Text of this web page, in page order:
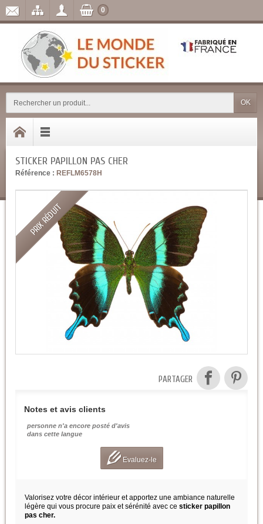
OK
0
STICKER PAPILLON PAS CHER
Référence : REFLM6578H
PRIX RÉDUIT
PARTAGER
Notes et avis clients
personne n'a encore posté d'avis
dans cette langue
Evaluez-le
Valorisez votre décor intérieur et apportez une ambiance naturelle
légère qui vous procure paix et sérénité avec ce sticker papillon
pas cher.